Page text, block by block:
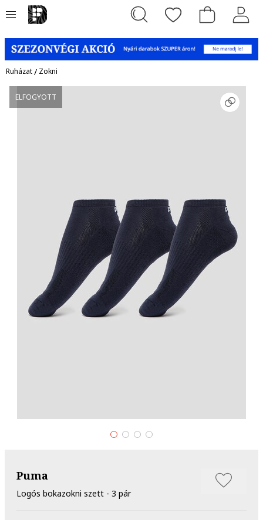
Ruházat/ Zokni
ELFOGYOTT
Puma
Logós bokazokni szett - 3 pár